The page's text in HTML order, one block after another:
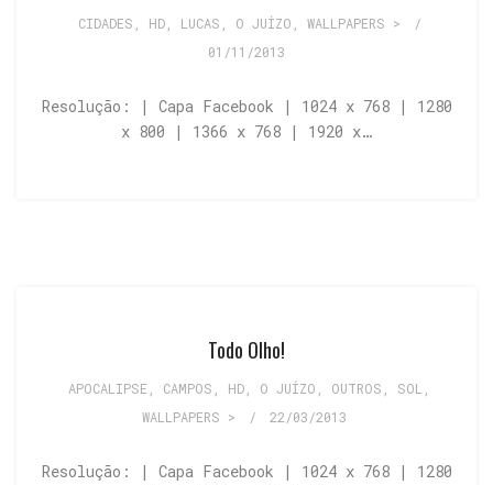
CIDADES HD, LUCAS O JUÍZO WALLPAPERS >
/
01/11/2013
Resolução: | Capa Facebook | 1024 x 768 | 1280
x 800 | 1366 x 768 | 1920 x…
Todo Olho!
APOCALIPSE CAMPOS HD O JUÍZO OUTROS SOL
WALLPAPERS >
/ 22/03/2013
Resolução: | Capa Facebook | 1024 x 768 | 1280